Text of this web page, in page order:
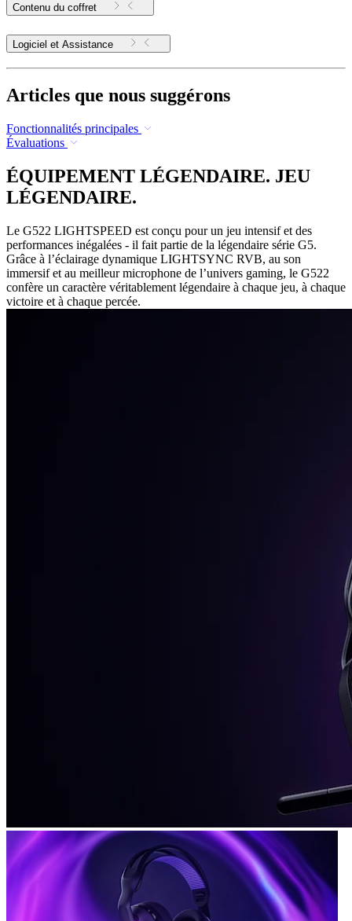
Contenu du coffret
Logiciel et Assistance
Articles que nous suggérons
Fonctionnalités principales
Évaluations
ÉQUIPEMENT LÉGENDAIRE. JEU
LÉGENDAIRE.
Le G522 LIGHTSPEED est conçu pour un jeu intensif et des
performances inégalées - il fait partie de la légendaire série G5.
Grâce à l’éclairage dynamique LIGHTSYNC RVB, au son
immersif et au meilleur microphone de l’univers gaming, le G522
confère un caractère véritablement légendaire à chaque jeu, à chaque
victoire et à chaque percée.